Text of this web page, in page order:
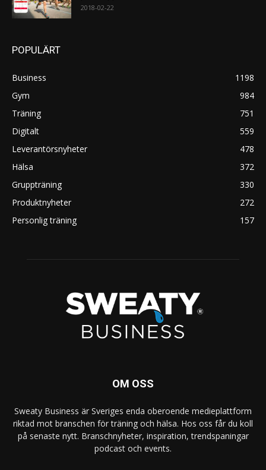
2018-02-22
POPULÄRT
Business
1198
Gym
984
Träning
751
Digitalt
559
Leverantörsnyheter
478
Hälsa
372
Gruppträning
330
Produktnyheter
272
Personlig träning
157
OM OSS
Sweaty Business är Sveriges enda oberoende medieplattform
riktad mot branschen för träning och hälsa. Hos oss får du koll
på senaste nytt. Branschnyheter, inspiration, trendspaningar
podcast och events.